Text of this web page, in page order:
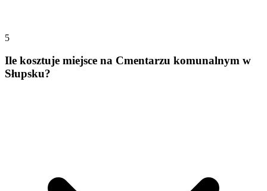
5
Ile kosztuje miejsce na Cmentarzu komunalnym w
Słupsku?